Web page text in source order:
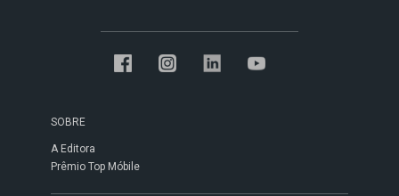
SOBRE
A Editora
Prêmio Top Móbile